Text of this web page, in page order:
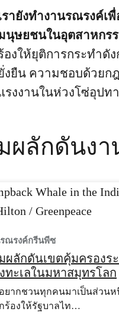
รายังทำงานรณรงค์เ
นุษยชนในอุตสาหกร
องให้ยุติการกระทำดั
งยืน ความชอบด้วยก
รงงานในห่วงโซ่อุปท
ผลักดันง
รณรงค์กรีนพีซ
ผลักดันเขตคุ้มครองร
ทะเลในมหาสมุทรโลก
อยากชวนทุกคนมาเป็นส่วนห
กร้องให้รัฐบาลไท…